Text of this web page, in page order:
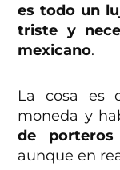
es todo un
triste y
mexicano.
La cosa es
moneda y
de porteros
aunque en